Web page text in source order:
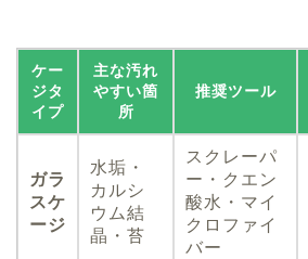
ケー
ジタ
イプ
主な汚れ
やすい箇
所
推奨ツール
ガラ
スケ
ージ
水垢・
カルシ
ウム結
晶・苔
スクレーパ
ー・クエン
酸水・マイ
クロファイ
バー